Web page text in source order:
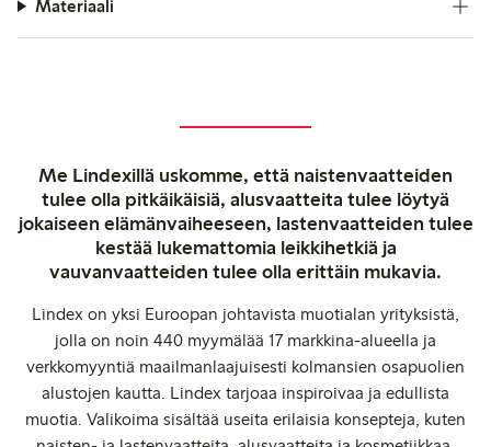
Materiaali
Me Lindexillä uskomme, että naistenvaatteiden
tulee olla pitkäikäisiä, alusvaatteita tulee löytyä
jokaiseen elämänvaiheeseen, lastenvaatteiden tulee
kestää lukemattomia leikkihetkiä ja
vauvanvaatteiden tulee olla erittäin mukavia.
Lindex on yksi Euroopan johtavista muotialan yrityksistä,
jolla on noin 440 myymälää 17 markkina-alueella ja
verkkomyyntiä maailmanlaajuisesti kolmansien osapuolien
alustojen kautta. Lindex tarjoaa inspiroivaa ja edullista
muotia. Valikoima sisältää useita erilaisia konsepteja, kuten